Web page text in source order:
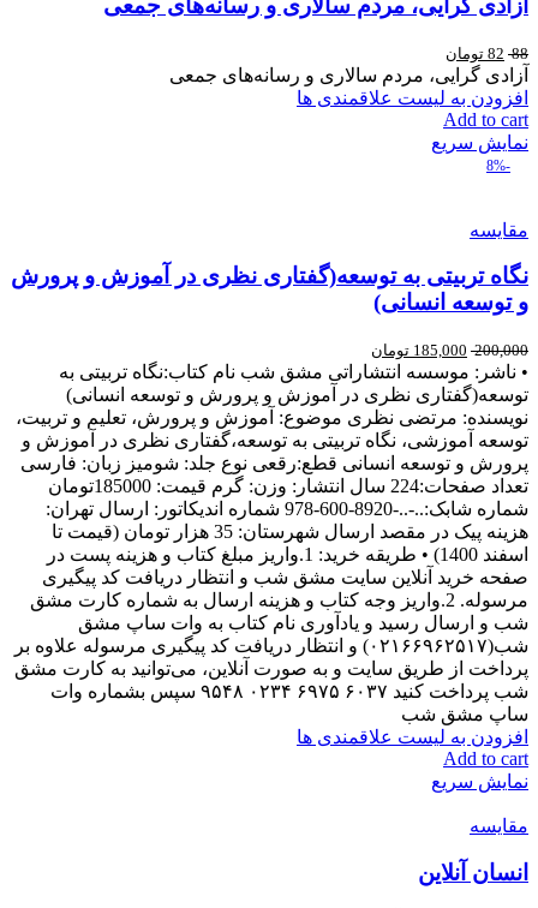
آزادی گرایی، مردم سالاری و رسانه‌های جمعی
88
82 تومان
آزادی گرایی، مردم سالاری و رسانه‌های جمعی
افزودن به لیست علاقمندی ها
Add to cart
نمایش سریع
-8%
مقایسه
نگاه تربیتی به توسعه(گفتاری نظری در آموزش و پرورش
و توسعه انسانی)
200,000
185,000 تومان
• ناشر: موسسه انتشاراتی مشق شب نام کتاب:نگاه تربیتی به
توسعه(گفتاری نظری در آموزش و پرورش و توسعه انسانی)
نويسنده: مرتضی نظری موضوع: آموزش و پرورش، تعلیم و تربیت،
توسعه آموزشی، نگاه تربیتی به توسعه،گفتاری نظری در آموزش و
پرورش و توسعه انسانی قطع:رقعی نوع جلد: شومیز زبان: فارسی
تعداد صفحات:224 سال انتشار: وزن: گرم قیمت: 185000تومان
شماره شابک:..-..-8920-600-978 شماره اندیکاتور: ارسال تهران:
هزینه پیک در مقصد ارسال شهرستان: 35 هزار تومان (قیمت تا
اسفند 1400) • طریقه خرید: 1.واریز مبلغ کتاب و هزینه پست در
صفحه خرید آنلاین سایت مشق شب و انتظار دریافت کد پیگیری
مرسوله. 2.واریز وجه کتاب و هزینه ارسال به شماره کارت مشق
شب و ارسال رسید و یادآوری نام کتاب به وات ساپ مشق
شب(۰۲۱۶۶۹۶۲۵۱۷) و انتظار دریافت کد پیگیری مرسوله علاوه بر
پرداخت از طریق سایت و به صورت آنلاین، می‌توانید به کارت مشق
شب پرداخت کنید ۶۰۳۷ ۶۹۷۵ ۰۲۳۴ ۹۵۴۸ سپس بشماره وات
ساپ مشق شب
افزودن به لیست علاقمندی ها
Add to cart
نمایش سریع
مقایسه
انسان آنلاین